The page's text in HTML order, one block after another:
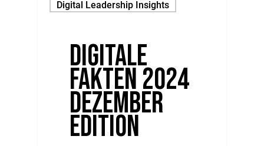
Digital Leadership Insights
Digitale
Fakten 2024
Dezember
Edition